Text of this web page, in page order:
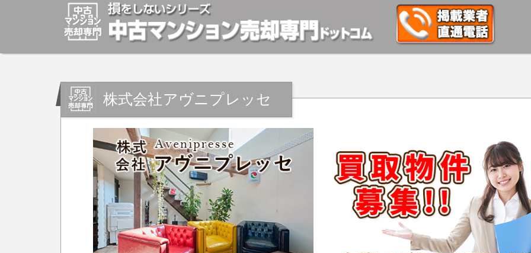
マンションの「売却」は「個人」の方々が、「買取」は不動産や開発等の「業者」が物件を買います。一般的に「売却」は時間はかかるが
安めの売却金額と言われています。マンションの売却をご検討中の方はお気軽にご相談ください。マンション、アパート、相続不動産など
株式会社アヴニプレッセ